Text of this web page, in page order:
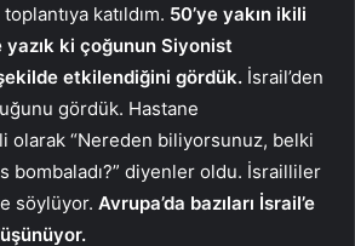
katıldım. 50’ye yakın ikili
yazık ki çoğunun Siyonist
etkilendiğini gördük. İsrail’den
gördük. Hastane
olarak “Nereden biliyorsunuz, belki
bombaladı?” diyenler oldu. İsrailliler
söylüyor. Avrupa’da bazıları İsrail’e